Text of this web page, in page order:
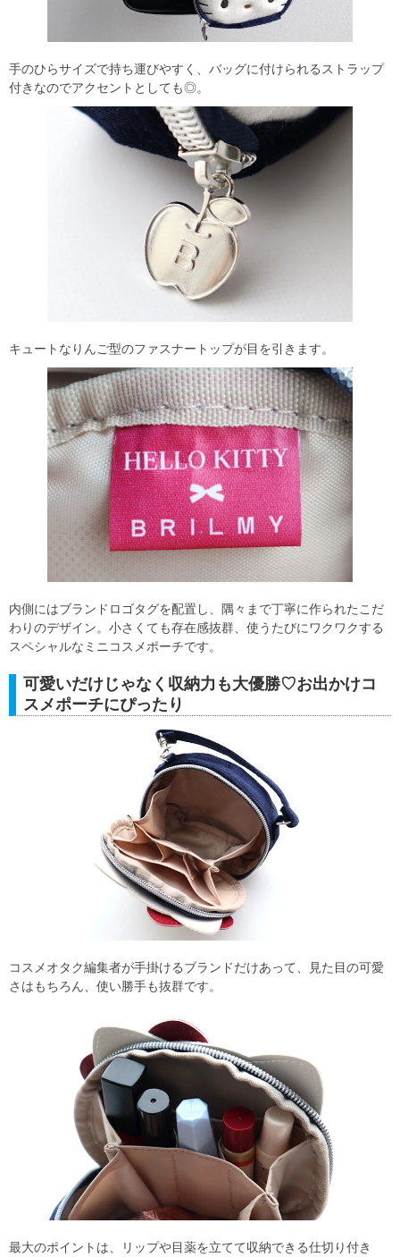
手のひらサイズで持ち運びやすく、バッグに付けられるストラップ
付きなのでアクセントとしても◎。
キュートなりんご型のファスナートップが目を引きます。
内側にはブランドロゴタグを配置し、隅々まで丁寧に作られたこだ
わりのデザイン。小さくても存在感抜群、使うたびにワクワクする
スペシャルなミニコスメポーチです。
可愛いだけじゃなく収納力も大優勝♡お出かけコ
スメポーチにぴったり
コスメオタク編集者が手掛けるブランドだけあって、見た目の可愛
さはもちろん、使い勝手も抜群です。
最大のポイントは、リップや目薬を立てて収納できる仕切り付き